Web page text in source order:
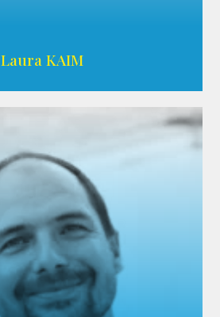
Laura KAIM